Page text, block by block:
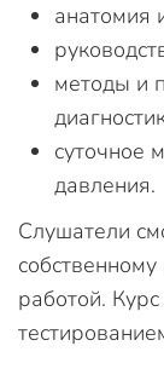
анатомия
методы и
суточное
давления.
Слушатели
работой.